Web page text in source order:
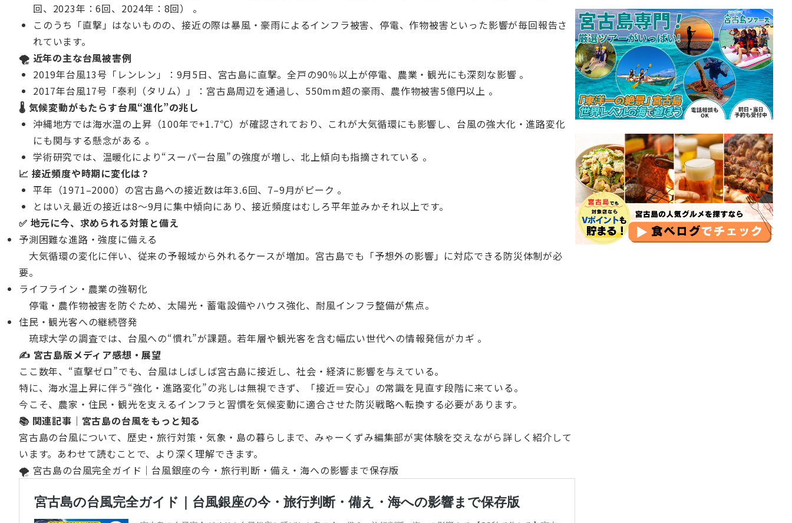
回、2023年：6回、2024年：8回） 。
このうち「直撃」はないものの、接近の際は暴風・豪雨によるインフラ被害、停電、作物被害といった影響が毎回報告さ
れています。
🌪 近年の主な台風被害例
2019年台風13号「レンレン」：9月5日、宮古島に直撃。全戸の90％以上が停電、農業・観光にも深刻な影響 。
2017年台風17号「泰利（タリム）」：宮古島周辺を通過し、550mm超の豪雨、農作物被害5億円以上 。
🌡 気候変動がもたらす台風“進化”の兆し
沖縄地方では海水温の上昇（100年で+1.7℃）が確認されており、これが大気循環にも影響し、台風の強大化・進路変化
にも関与する懸念がある 。
学術研究では、温暖化により“スーパー台風”の強度が増し、北上傾向も指摘されている 。
📈 接近頻度や時期に変化は？
平年（1971–2000）の宮古島への接近数は年3.6回、7–9月がピーク 。
とはいえ最近の接近は8〜9月に集中傾向にあり、接近頻度はむしろ平年並みかそれ以上です。
✅ 地元に今、求められる対策と備え
予測困難な進路・強度に備える
大気循環の変化に伴い、従来の予報域から外れるケースが増加。宮古島でも「予想外の影響」に対応できる防災体制が必
要。
ライフライン・農業の強靭化
停電・農作物被害を防ぐため、太陽光・蓄電設備やハウス強化、耐風インフラ整備が焦点。
住民・観光客への継続啓発
琉球大学の調査では、台風への“慣れ”が課題。若年層や観光客を含む幅広い世代への情報発信がカギ 。
✍ 宮古島版メディア感想・展望
ここ数年、“直撃ゼロ”でも、台風はしばしば宮古島に接近し、社会・経済に影響を与えている。
特に、海水温上昇に伴う“強化・進路変化”の兆しは無視できず、「接近＝安心」の常識を見直す段階に来ている。
今こそ、農家・住民・観光を支えるインフラと習慣を気候変動に適合させた防災戦略へ転換する必要があります。
📚 関連記事｜宮古島の台風をもっと知る
宮古島の台風について、歴史・旅行対策・気象・島の暮らしまで、みゃーくずみ編集部が実体験を交えながら詳しく紹介して
います。あわせて読むことで、より深く理解できます。
🌪️ 宮古島の台風完全ガイド｜台風銀座の今・旅行判断・備え・海への影響まで保存版